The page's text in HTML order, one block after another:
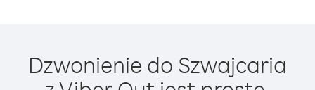
Dzwonienie do Szwajcaria